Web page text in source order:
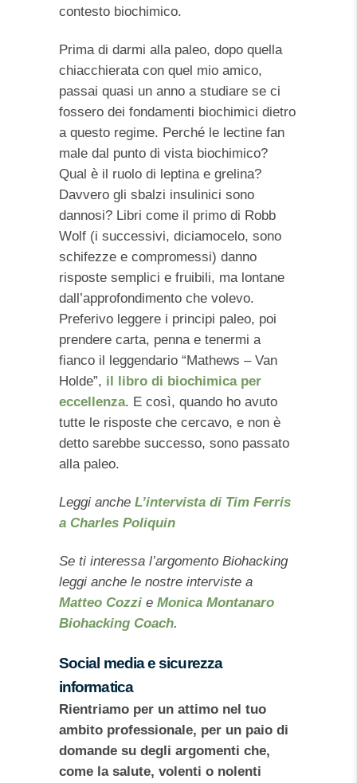
contesto biochimico.
Prima di darmi alla paleo, dopo quella
chiacchierata con quel mio amico,
passai quasi un anno a studiare se ci
fossero dei fondamenti biochimici dietro
a questo regime. Perché le lectine fan
male dal punto di vista biochimico?
Qual è il ruolo di leptina e grelina?
Davvero gli sbalzi insulinici sono
dannosi? Libri come il primo di Robb
Wolf (i successivi, diciamocelo, sono
schifezze e compromessi) danno
risposte semplici e fruibili, ma lontane
dall’approfondimento che volevo.
Preferivo leggere i principi paleo, poi
prendere carta, penna e tenermi a
fianco il leggendario “Mathews – Van
Holde”, il libro di biochimica per
eccellenza. E così, quando ho avuto
tutte le risposte che cercavo, e non è
detto sarebbe successo, sono passato
alla paleo.
Leggi anche L’intervista di Tim Ferris
a Charles Poliquin
Se ti interessa l’argomento Biohacking
leggi anche le nostre interviste a
Matteo Cozzi e Monica Montanaro
Biohacking Coach.
Social media e sicurezza
informatica
Rientriamo per un attimo nel tuo
ambito professionale, per un paio di
domande su degli argomenti che,
come la salute, volenti o nolenti